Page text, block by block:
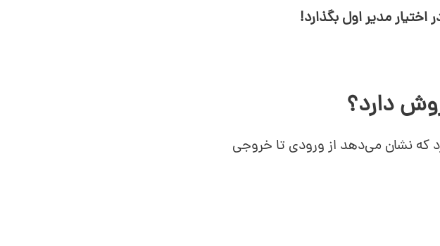
مدیر اول بگذارد!
دارد؟
نشان می‌دهد از ورودی تا خروجی